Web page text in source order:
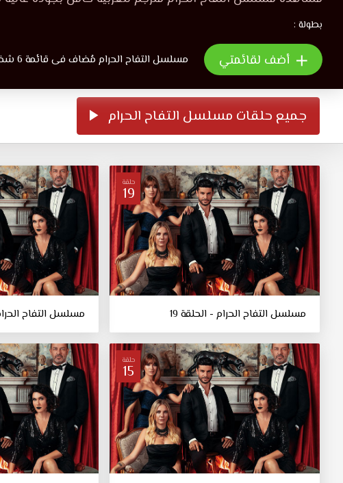
بطولة :
أضف لقائمتي مسلسل التفاح الحرام مُضاف فى قائمة 6 شخص
جميع حلقات مسلسل التفاح الحرام
حلقة
19
مسلسل التفاح الحرام - الحلقة 19 مسلسل التفاح الحرام
حلقة
15